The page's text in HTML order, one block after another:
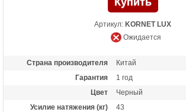
Артикул: KORNET LUX
Ожидается
Страна производителя
Китай
Гарантия
1 год
Цвет
Черный
Усилие натяжения (кг)
43